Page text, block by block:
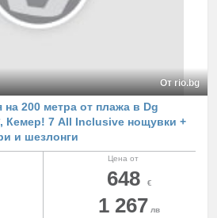
От rio.bg
на 200 метра от плажа в Dg
Кемер! 7 All Inclusive нощувки +
и шезлонги
Цена от
648 €
1 267 лв